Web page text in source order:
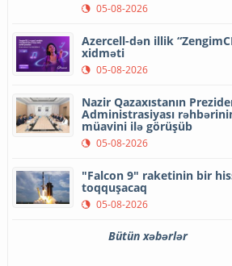
05-08-2026
Azercell-dən illik
xidməti
05-08-2026
Nazir Qazaxıstanın
Administrasiyası
müavini ilə görüşüb
05-08-2026
"Falcon 9" raketinin bir
toqquşacaq
05-08-2026
Bütün xəbərlər